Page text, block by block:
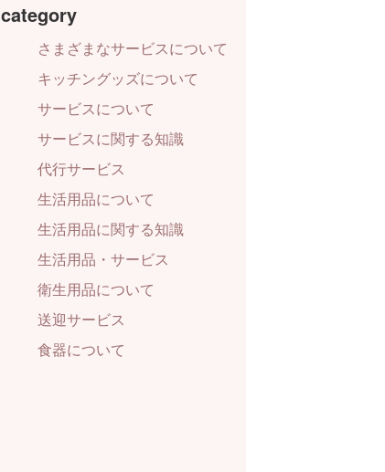
category
さまざまなサービスについて
キッチングッズについて
サービスについて
サービスに関する知識
代行サービス
生活用品について
生活用品に関する知識
生活用品・サービス
衛生用品について
送迎サービス
食器について